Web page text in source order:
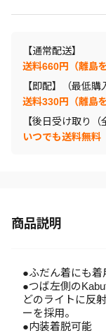
【通常配送】
送料660円（離島
【即配】（最低購
送料330円（離島
【後日受け取り（
いつでも送料無料
商品説明
●ふだん着にも着
●つば左側の
どのライトに反
ーを採用。
●内装着脱可能